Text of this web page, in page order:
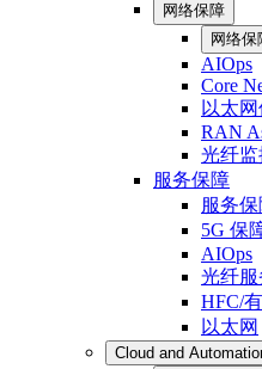
网络保障
网络保
AIOps
Core
以太
RAN
光纤监
服务保障
服务
5G 保
AIOps
光纤
HFC/
以太网
Cloud and